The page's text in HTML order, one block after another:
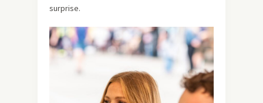
surprise.